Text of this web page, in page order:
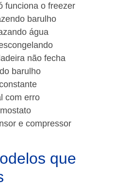
funciona o freezer
barulho
água
não fecha
barulho
com erro
e compressor
que